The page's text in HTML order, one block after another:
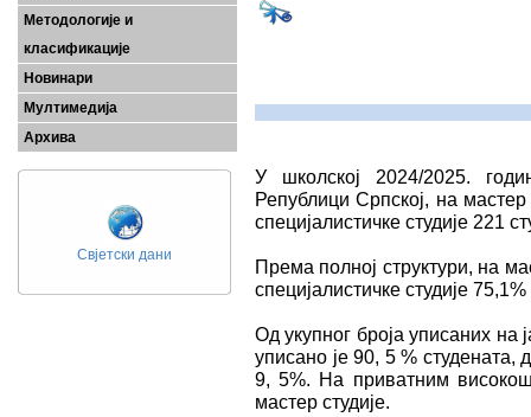
Методологије и
класификације
Новинари
Мултимедија
Архива
Свјетски дани
У школској 2024/2025.
Републици Српској, на
специјалистичкe студијe 221
Према полној структури, на
специјалистичкe студијe
Од укупног броја уписаних на
уписано је 90, 5 % студената,
9, 5%. На приватним
мастер студије.